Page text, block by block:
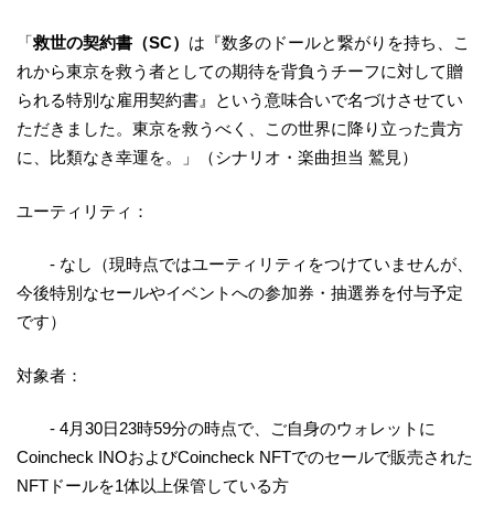
「救世の契約書（SC） は『数多のドールと繋がりを持ち、こ
れから東京を救う者としての期待を背負うチーフに対して贈
られる特別な雇用契約書』という意味合いで名づけさせてい
ただきました。東京を救うべく、この世界に降り立った貴方
に、比類なき幸運を。」（シナリオ・楽曲担当 鷲見）
ユーティリティ：
- なし（現時点ではユーティリティをつけていませんが、
今後特別なセールやイベントへの参加券・抽選券を付与予定
です）
対象者：
- 4月30日23時59分の時点で、ご自身のウォレットに
Coincheck INOおよびCoincheck NFTでのセールで販売された
NFTドールを1体以上保管している方